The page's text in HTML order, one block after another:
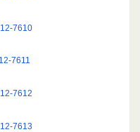
7610
7611
7612
7613